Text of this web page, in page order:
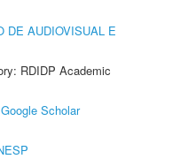
DE AUDIOVISUAL E
RDIDP Academic
Google Scholar